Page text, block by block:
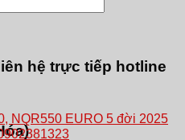
hệ trực tiếp hotline